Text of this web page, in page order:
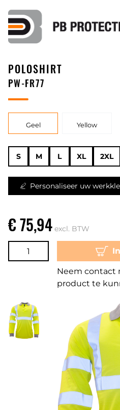
POLOSHIRT
PW-FR77
Geel Yellow
S M L XL 2XL
Personaliseer uw
€ 75,94 excl. BTW
Neem contact
product te